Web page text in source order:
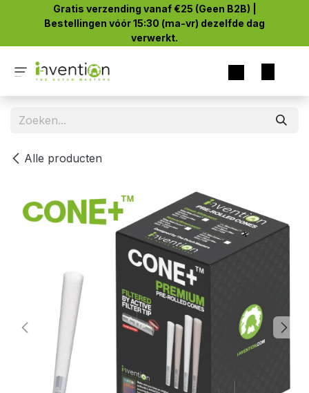
Overslaan naar inhoud
Gratis verzending vanaf €25 (Geen B2B) |
Bestellingen vóór 15:30 (ma-vr) dezelfde dag
verwerkt.
Alle producten